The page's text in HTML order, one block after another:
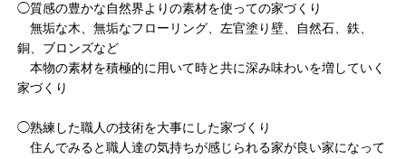
◯質感の豊かな自然界よりの素材を使っての家づくり
無垢な木、無垢なフローリング、左官塗り壁、自然石、鉄、
銅、ブロンズなど
本物の素材を積極的に用いて時と共に深み味わいを増していく
家づくり
◯熟練した職人の技術を大事にした家づくり
住んでみると職人達の気持ちが感じられる家が良い家になって